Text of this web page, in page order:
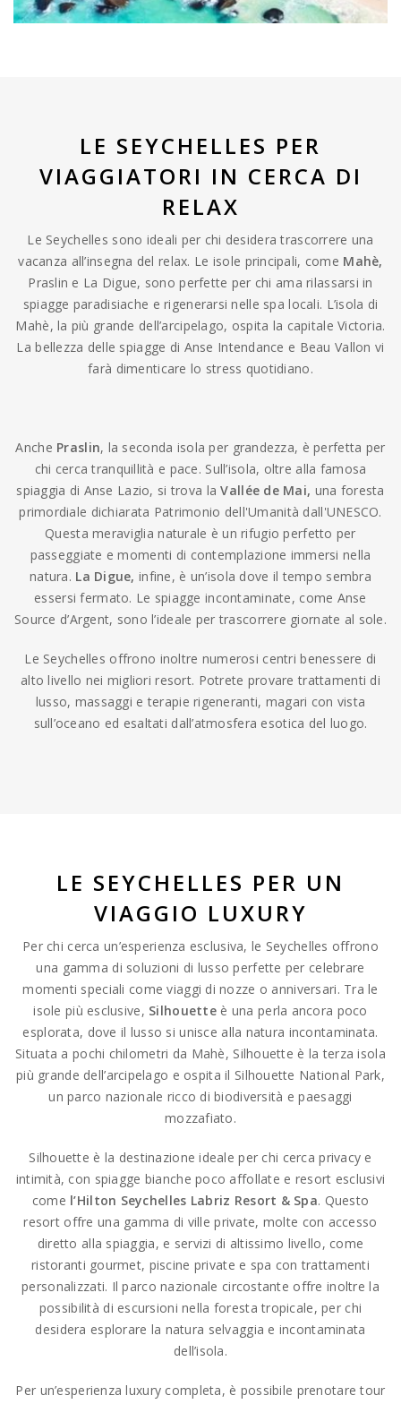
LE SEYCHELLES PER
VIAGGIATORI IN CERCA DI
RELAX
Le Seychelles sono ideali per chi desidera trascorrere una
vacanza all’insegna del relax. Le isole principali, come Mahè,
Praslin e La Digue, sono perfette per chi ama rilassarsi in
spiagge paradisiache e rigenerarsi nelle spa locali. L’isola di
Mahè, la più grande dell’arcipelago, ospita la capitale Victoria.
La bellezza delle spiagge di Anse Intendance e Beau Vallon vi
farà dimenticare lo stress quotidiano.
Anche Praslin, la seconda isola per grandezza, è perfetta per
chi cerca tranquillità e pace. Sull’isola, oltre alla famosa
spiaggia di Anse Lazio, si trova laVallée de Mai, una foresta
primordiale dichiarata Patrimonio dell'Umanità dall'UNESCO.
Questa meraviglia naturale è un rifugio perfetto per
passeggiate e momenti di contemplazione immersi nella
natura. La Digue,infine, è un’isola dove il tempo sembra
essersi fermato. Le spiagge incontaminate, come Anse
Source d’Argent, sono l’ideale per trascorrere giornate al sole.
Le Seychelles offrono inoltre numerosi centri benessere di
alto livello nei migliori resort. Potrete provare trattamenti di
lusso, massaggi e terapie rigeneranti, magari con vista
sull’oceano ed esaltati dall’atmosfera esotica del luogo.
LE SEYCHELLES PER UN
VIAGGIO LUXURY
Per chi cerca un’esperienza esclusiva, le Seychelles offrono
una gamma di soluzioni di lusso perfette per celebrare
momenti speciali come viaggi di nozze o anniversari. Tra le
isole più esclusive, Silhouetteè una perla ancora poco
esplorata, dove il lusso si unisce alla natura incontaminata.
Situata a pochi chilometri da Mahè, Silhouette è la terza isola
più grande dell’arcipelago e ospita il Silhouette National Park,
un parco nazionale ricco di biodiversità e paesaggi
mozzafiato.
Silhouette è la destinazione ideale per chi cerca privacy e
intimità, con spiagge bianche poco affollate e resort esclusivi
come l’Hilton Seychelles Labriz Resort & Spa. Questo
resort offre una gamma di ville private, molte con accesso
diretto alla spiaggia, e servizi di altissimo livello, come
ristoranti gourmet, piscine private e spa con trattamenti
personalizzati. Il parco nazionale circostante offre inoltre la
possibilità di escursioni nella foresta tropicale, per chi
desidera esplorare la natura selvaggia e incontaminata
dell’isola.
Per un’esperienza luxury completa, è possibile prenotare tour